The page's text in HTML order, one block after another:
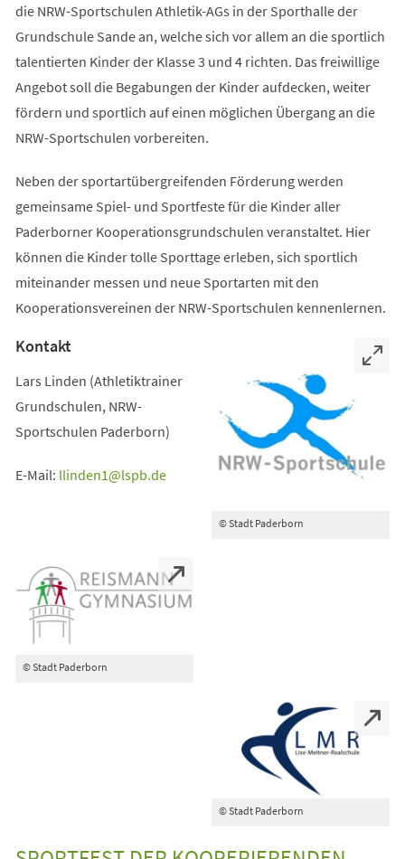
die NRW-Sportschulen Athletik-AGs in der Sporthalle der
Grundschule Sande an, welche sich vor allem an die sportlich
talentierten Kinder der Klasse 3 und 4 richten. Das freiwillige
Angebot soll die Begabungen der Kinder aufdecken, weiter
fördern und sportlich auf einen möglichen Übergang an die
NRW-Sportschulen vorbereiten.
Neben der sportartübergreifenden Förderung werden
gemeinsame Spiel- und Sportfeste für die Kinder aller
Paderborner Kooperationsgrundschulen veranstaltet. Hier
können die Kinder tolle Sporttage erleben, sich sportlich
miteinander messen und neue Sportarten mit den
Kooperationsvereinen der NRW-Sportschulen kennenlernen.
© Stadt Paderborn
Kontakt
Lars Linden (Athletiktrainer
Grundschulen, NRW-
Sportschulen Paderborn)
E-Mail: llinden1 lspb de
© Stadt Paderborn
© Stadt Paderborn